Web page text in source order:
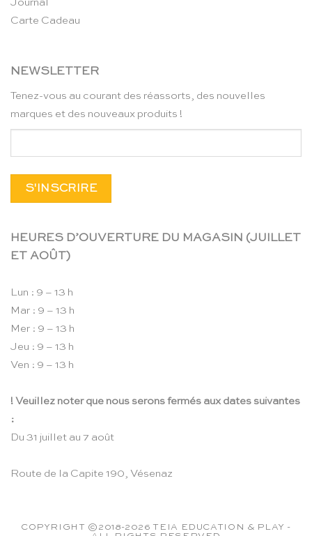
Journal
Carte Cadeau
NEWSLETTER
Tenez-vous au courant des réassorts, des nouvelles
marques et des nouveaux produits !
HEURES D’OUVERTURE DU MAGASIN (JUILLET
ET AOÛT)
Lun : 9 – 13 h
Mar : 9 – 13 h
Mer : 9 – 13 h
Jeu : 9 – 13 h
Ven : 9 – 13 h
! Veuillez noter que nous serons fermés aux dates suivantes
:
Du 31 juillet au 7 août
Route de la Capite 190, Vésenaz
COPYRIGHT ©2018-2026 TEIA EDUCATION & PLAY -